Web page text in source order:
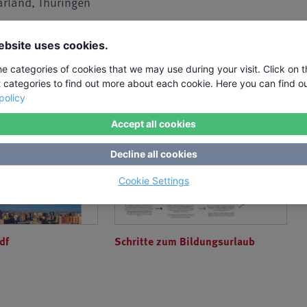
Hessen, Mecklenburg-Vorpommern,
Schritte zum Bildungsurlaub
uses cookies.
categories of cookies that we may use during your visit. Click on
to find out more about each cookie. Here you can find
Accept all cookies
Decline all cookies
Cookie Settings